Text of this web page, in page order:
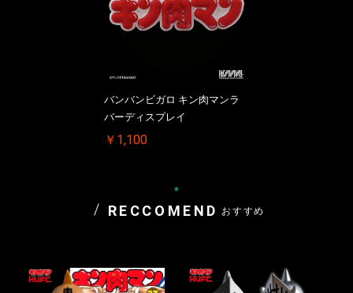
バンバンビガロ キン肉マンラ
バーディスプレイ
￥1,100
RECCOMEND おすすめ